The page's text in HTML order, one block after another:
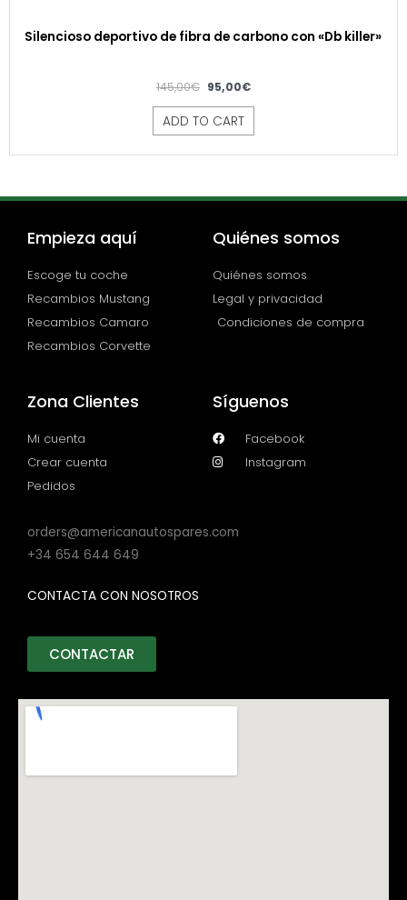
Silencioso deportivo de fibra de carbono con «Db killer»
145,00€ 95,00€
ADD TO CART
Empieza aquí
Escoge tu coche
Recambios Mustang
Recambios Camaro
Recambios Corvette
Quiénes somos
Quiénes somos
Legal y privacidad
Condiciones de compra
Zona Clientes
Mi cuenta
Crear cuenta
Pedidos
Síguenos
Facebook
Instagram
orders@americanautospares.com
+34 654 644 649
CONTACTA CON NOSOTROS
CONTACTAR